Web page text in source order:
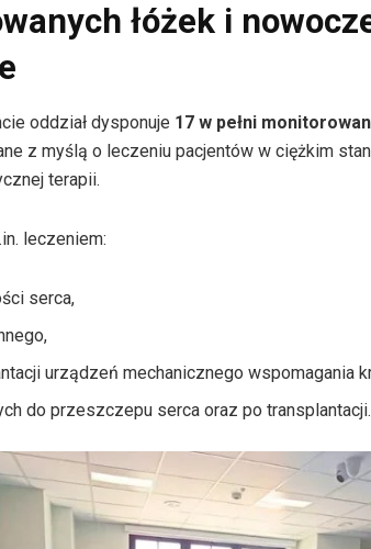
łóżek i
oddział dysponuje 17 w pełni
z myślą o leczeniu pacjentów w ciężkim
terapii.
leczeniem:
serca,
urządzeń mechanicznego wspomagania
do przeszczepu serca oraz po transplantacji.